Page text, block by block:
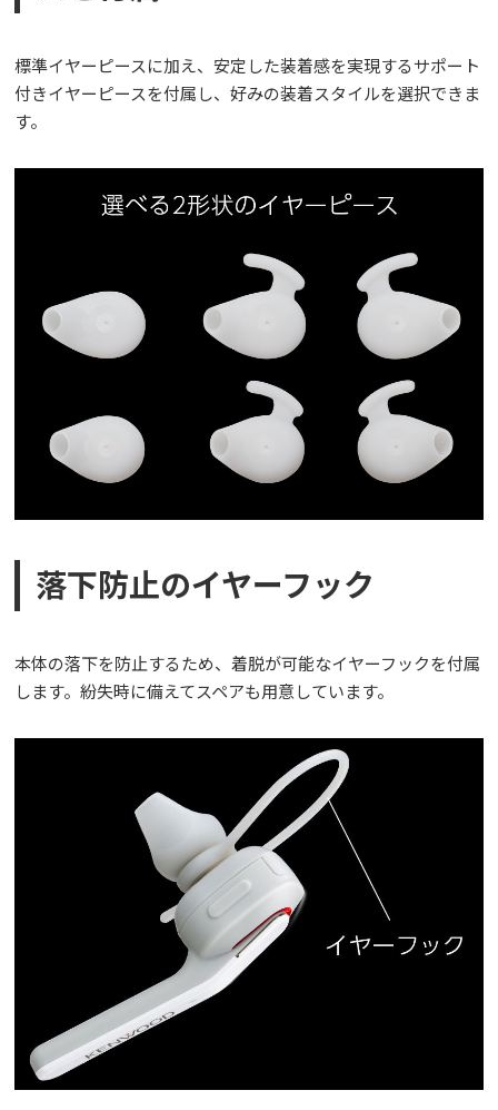
標準イヤーピースに加え、安定した装着感を実現するサポート
付きイヤーピースを付属し、好みの装着スタイルを選択できま
す。
落下防止のイヤーフック
本体の落下を防止するため、着脱が可能なイヤーフックを付属
します。紛失時に備えてスペアも用意しています。